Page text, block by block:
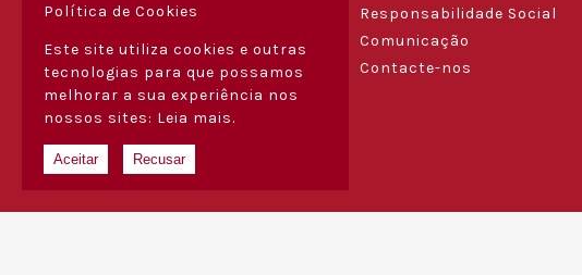
Responsabilidade Social
Comunicação
Contacte-nos
Política de Cookies
Este site utiliza cookies e outras
tecnologias para que possamos
melhorar a sua experiência nos
nossos sites: Leia mais.
Aceitar Recusar